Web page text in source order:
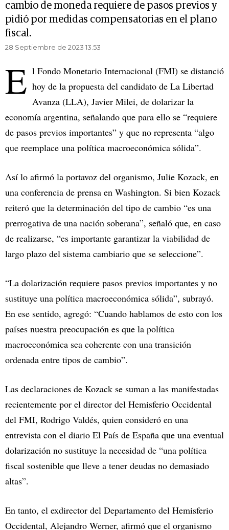
cambio de moneda requiere de pasos previos y
pidió por medidas compensatorias en el plano
fiscal.
28 Septiembre de 2023 13.53
E l Fondo Monetario Internacional (FMI) se distanció
hoy de la propuesta del candidato de La Libertad
Avanza (LLA), Javier Milei, de dolarizar la
economía argentina, señalando que para ello se “requiere
de pasos previos importantes” y que no representa “algo
que reemplace una política macroeconómica sólida”.
Así lo afirmó la portavoz del organismo, Julie Kozack, en
una conferencia de prensa en Washington. Si bien Kozack
reiteró que la determinación del tipo de cambio “es una
prerrogativa de una nación soberana”, señaló que, en caso
de realizarse, “es importante garantizar la viabilidad de
largo plazo del sistema cambiario que se seleccione”.
“La dolarización requiere pasos previos importantes y no
sustituye una política macroeconómica sólida”, subrayó.
En ese sentido, agregó: “Cuando hablamos de esto con los
países nuestra preocupación es que la política
macroeconómica sea coherente con una transición
ordenada entre tipos de cambio”.
Las declaraciones de Kozack se suman a las manifestadas
recientemente por el director del Hemisferio Occidental
del FMI, Rodrigo Valdés, quien consideró en una
entrevista con el diario El País de España que una eventual
dolarización no sustituye la necesidad de “una política
fiscal sostenible que lleve a tener deudas no demasiado
altas”.
En tanto, el exdirector del Departamento del Hemisferio
Occidental, Alejandro Werner, afirmó que el organismo